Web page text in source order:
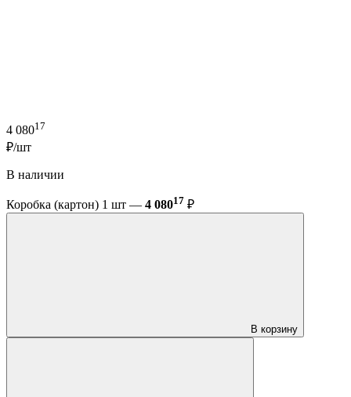
4 08017
₽/шт
В наличии
Коробка (картон) 1 шт — 4 08017 ₽
В корзину